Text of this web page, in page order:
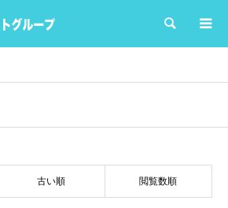
検索
古い順 閲覧数順